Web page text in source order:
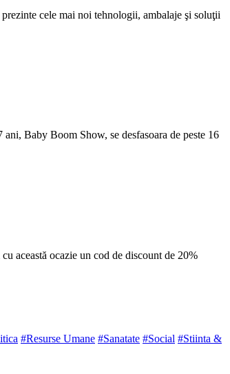
cele mai noi tehnologii, ambalaje şi soluţii
Baby Boom Show, se desfasoara de peste 16
această ocazie un cod de discount de 20%
#Resurse Umane #Sanatate #Social #Stiinta &